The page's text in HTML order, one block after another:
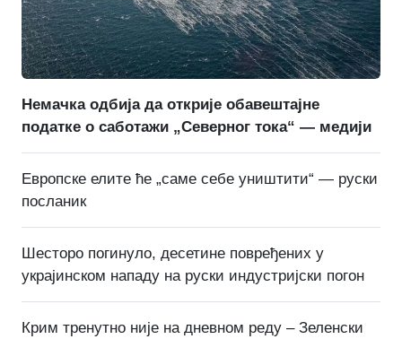
Немачка одбија да открије обавештајне
податке о саботажи „Северног тока“ — медији
Европске елите ће „саме себе уништити“ — руски
посланик
Шесторо погинуло, десетине повређених у
украјинском нападу на руски индустријски погон
Крим тренутно није на дневном реду – Зеленски